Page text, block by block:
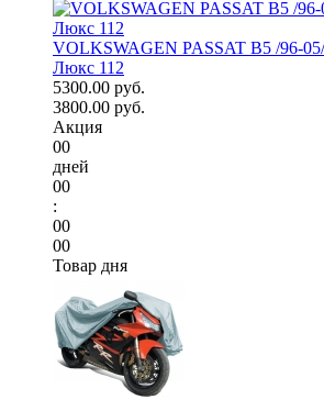
VOLKSWAGEN PASSAT B5 /96-
Люкс 112
5300.00 руб.
3800.00 руб.
Акция
00
дней
00
:
00
00
Товар дня